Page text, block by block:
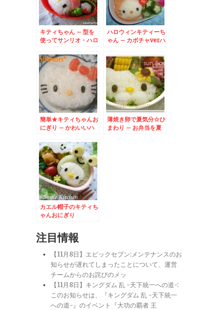
キティちゃん – 型を
使ってサンリオ・ハロ
ハロウィンキティーち
ゃん – カボチャverハ
簡単★キティちゃんお
にぎり – かわいいハ
薄焼き卵で夏気分☆ひ
まわり – お弁当を夏
カエル帽子のキティち
ゃんおにぎり
注目情報
【11月8日】エピックセブン:メンテナンスのお
知らせが遅れてしまったことについて、運営
チームからのお詫びのメッ
【11月8日】キングダム 乱 -天下統一への道-:
このお知らせは、『キングダム 乱 -天下統一
への道-』のイベント『大功の覇者 王